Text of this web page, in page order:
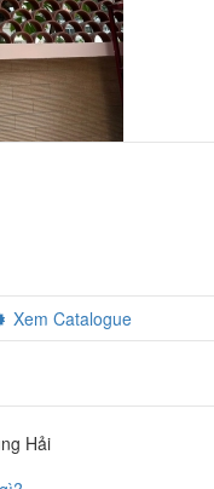
Xem Catalogue
Hải